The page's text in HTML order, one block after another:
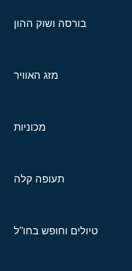
בורסה ושוק ההון
מזג האוויר
מכוניות
תעופה קלה
טיולים וחופש בחו"ל